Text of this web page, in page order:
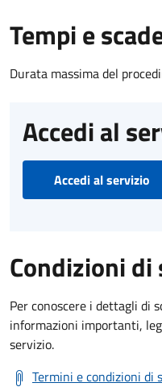
Tempi e
Durata massima del
Accedi al
Accedi al servizio
Condizioni di
Per conoscere i dettagli di
informazioni importanti,
servizio.
Termini e condizioni di